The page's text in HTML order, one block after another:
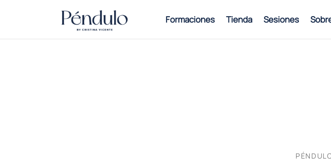
Formaciones Tienda Sesiones